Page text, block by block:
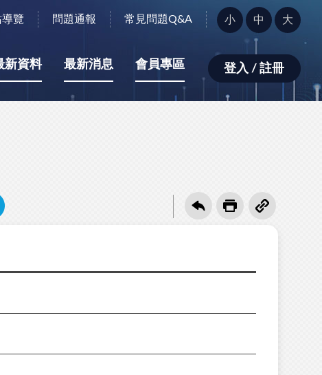
覽 問題通報 常見問題Q&A
字
型
小：
小 中 大
新資料 最新消息 會員專區 登入 / 註冊